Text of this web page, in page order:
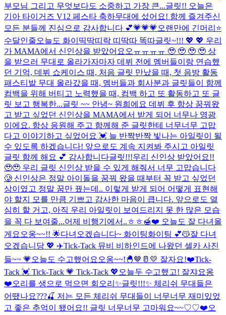
부모님 그리고 무엇보다도 소중하고 가장 큰...글릿!! 오늘은
기아 타이거즈 V12 페스타 축하무대에 섰어요! 함께 즐겨주신
모든 분들께 진심으로 감사합니다 💕💗💗💗 오랜만에 긴머리⭐
수달인줄오늘도 화이띡딱띠락 띠딱따 똑따글릿~!!! 💖 💖 우리
가 MAMA에서 신인상을 받았어요오ㅠㅠㅠㅠ 🥹 🥹 🥹 🥹 상
을 받으러 무대로 올라가자마자 데뷔 전에 멤버들이랑 연습했
던 기억, 데뷔 쇼케이스 때, 처음 글릿 만났을 때, 첫 음방 활동
패스티발 무대 올라갔을 때, 멤버들과 회사분과 글릿들이 함께
컴백을 위해 버티고 노력했을 때, 컴백 하고 또 활동하고 또 글
릿 보고 행복한...글릿 ~~ 안녕~ 원희에요 데뷔 후 항상 꿈꿔왔
고 받고 싶었던 신인상을 MAMA에서 받게 되어 너무나 영광
이에요. 항상 응원해 주고 함께해 준 글릿한테 너무너무 고맙
다고 이야기하고 싶었어요 💓 늘 반짝반짝 빛나는 아일릿이 될
수 있도록 하겠습니다! 앞으로도 계속 지켜봐 주시고 아일릿
글릿 함께 해요 💕 감사합니다글릿!!!우리 신인상 받았어요!!
🥹🥹 우리 글릿 신인상 받을 수 있게 해줘서 너무 고맙습니다
🥲 신인상은 정말 아이돌을 꿈꿔 왔을 때부터 꼭 받고 싶었던
상이였고 정말 꿈만 꿨는데.. 이렇게 받게 되어 어떻게 표현해
야 할지 모를 만큼 기쁘고 감사한 마음이 큽니다. 앞으로도 열
심히 할 거고, 아직 우리 아일릿이 보여드리지 못 한 많은 모습
을 꼭 다 보여줄...어제 비행기에서..ㅎㅎ🍯❤️ 오늘도 잘 다녀올
게요오옹~~!! 🌟다녀오겠습니다~ 화이팅화이팅 💕😽잘 다녀
오겠습니당 💖 ✈️Tick-Tack 뮤비 비하인드에 나왔던 셀카 사진
들~~ 💗 오늘도 수고했어요오옹~~!🐣🤎🥛💛 잘자요!❤️Tick-
Tack 💓 Tick-Tack 💗 Tick-Tack 💖 오늘두 수고했고! 잘쟈요옹
❤️오리를 생으로 먹으면 회오리 ✨글릿!!!✨ 체리쉬 무대들은
어땠나요???🍒 저는 모든 체리쉬 무대들이 너무너무 재미있었
고 좋은 추억이 됐어요!! 글릿 너무너무 고마워요~~♡♡❤️오